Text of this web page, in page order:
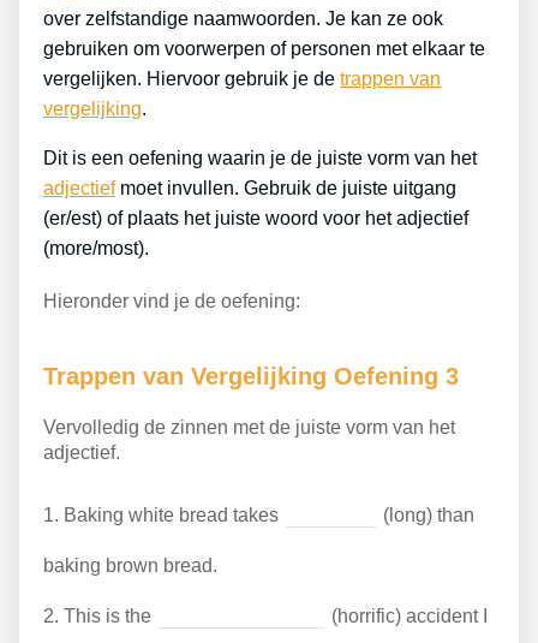
over zelfstandige naamwoorden. Je kan ze ook
gebruiken om voorwerpen of personen met elkaar te
vergelijken. Hiervoor gebruik je de trappen van
vergelijking.
Dit is een oefening waarin je de juiste vorm van het
adjectiefmoet invullen. Gebruik de juiste uitgang
(er/est) of plaats het juiste woord voor het adjectief
(more/most).
Hieronder vind je de oefening:
Trappen van Vergelijking Oefening 3
Vervolledig de zinnen met de juiste vorm van het
adjectief.
1. Baking white bread takes (long) than
baking brown bread.
2. This is the (horrific) accident I